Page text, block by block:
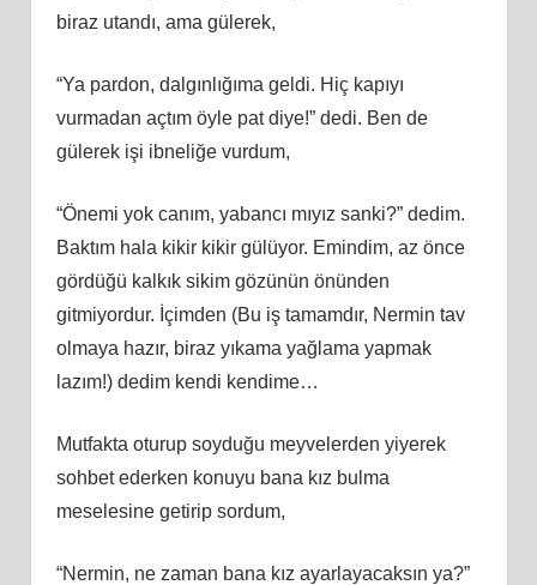
biraz utandı, ama gülerek,
“Ya pardon, dalgınlığıma geldi. Hiç kapıyı
vurmadan açtım öyle pat diye!” dedi. Ben de
gülerek işi ibneliğe vurdum,
“Önemi yok canım, yabancı mıyız sanki?” dedim.
Baktım hala kikir kikir gülüyor. Emindim, az önce
gördüğü kalkık sikim gözünün önünden
gitmiyordur. İçimden (Bu iş tamamdır, Nermin tav
olmaya hazır, biraz yıkama yağlama yapmak
lazım!) dedim kendi kendime…
Mutfakta oturup soyduğu meyvelerden yiyerek
sohbet ederken konuyu bana kız bulma
meselesine getirip sordum,
“Nermin, ne zaman bana kız ayarlayacaksın ya?”